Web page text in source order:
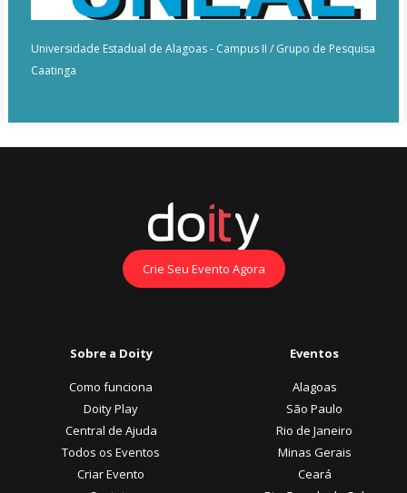
Universidade Estadual de Alagoas - Campus II / Grupo de Pesquisa
Caatinga
Crie Seu Evento Agora
Sobre a Doity
Como funciona
Doity Play
Central de Ajuda
Todos os Eventos
Criar Evento
Eventos
Alagoas
São Paulo
Rio de Janeiro
Minas Gerais
Ceará